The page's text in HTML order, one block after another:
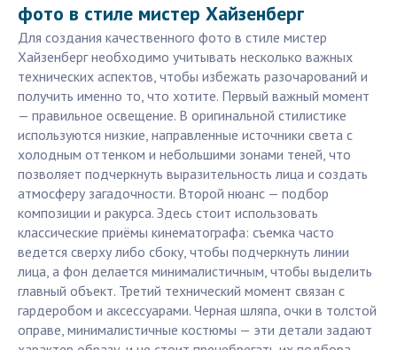
фото в стиле мистер Хайзенберг
Для создания качественного фото в стиле мистер
Хайзенберг необходимо учитывать несколько важных
технических аспектов, чтобы избежать разочарований и
получить именно то, что хотите. Первый важный момент
— правильное освещение. В оригинальной стилистике
используются низкие, направленные источники света с
холодным оттенком и небольшими зонами теней, что
позволяет подчеркнуть выразительность лица и создать
атмосферу загадочности. Второй нюанс — подбор
композиции и ракурса. Здесь стоит использовать
классические приёмы кинематографа: съемка часто
ведется сверху либо сбоку, чтобы подчеркнуть линии
лица, а фон делается минималистичным, чтобы выделить
главный объект. Третий технический момент связан с
гардеробом и аксессуарами. Черная шляпа, очки в толстой
оправе, минималистичные костюмы — эти детали задают